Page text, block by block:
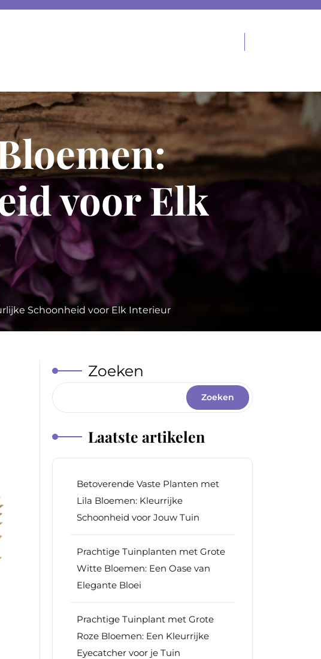
voor Elk
Schoonheid voor Elk Interieur
Zoeken
Zoeken
Laatste artikelen
Betoverende Vaste Planten met
Lila Bloemen: Kleurrijke
Schoonheid voor Jouw Tuin
Prachtige Tuinplanten met Grote
Witte Bloemen: Een Oase van
Elegante Bloei
Prachtige Tuinplant met Grote
Roze Bloemen: Een Kleurrijke
Eyecatcher voor je Tuin